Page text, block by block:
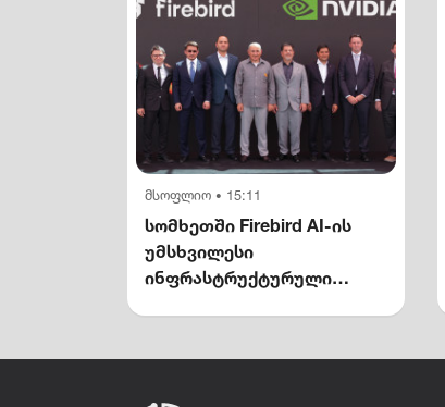
მსოფლიო • 15:11
სომხეთში Firebird AI-ის
უმსხვილესი
ინფრასტრუქტურული
$5 მილიარდამდე